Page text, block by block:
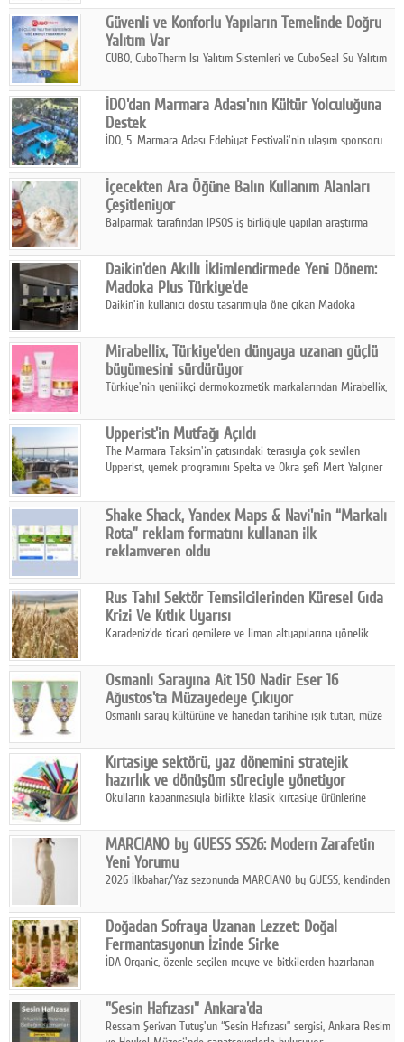
insanını, kültürünü ve yaşamını portre fotoğraflarıyla
anlatmaya davet ediyor.
Güvenli ve Konforlu Yapıların Temelinde Doğru
Yalıtım Var
CUBO, CuboTherm Isı Yalıtım Sistemleri ve CuboSeal Su Yalıtım
ve sürdürülebilir çözümler sunuyor.
İDO'dan Marmara Adası'nın Kültür Yolculuğuna
Destek
İDO, 5. Marmara Adası Edebiyat Festivali'nin ulaşım sponsoru
ettiriyor.
İçecekten Ara Öğüne Balın Kullanım Alanları
Çeşitleniyor
Balparmak tarafından IPSOS iş birliğiyle yapılan araştırma
ıhlamur gibi içeceklerde tercih ettiğini ortaya koyuyor.
Daikin'den Akıllı İklimlendirmede Yeni Dönem:
Madoka Plus Türkiye'de
Daikin'in kullanıcı dostu tasarımıyla öne çıkan Madoka
kontrol ünitesi Madoka Plus Türkiye'de satışa sunuldu.
Mirabellix, Türkiye'den dünyaya uzanan güçlü
büyümesini sürdürüyor
Türkiye'nin yenilikçi dermokozmetik markalarından Mirabellix,
ürünleriyle hem yurt içinde hem de uluslararası pazarlarda
büyümesini sürdürüyor.
Upperist'in Mutfağı Açıldı
The Marmara Taksim'in çatısındaki terasıyla çok sevilen
Upperist, yemek programını Spelta ve Okra şefi Mert Yalçıner
Shake Shack, Yandex Maps & Navi'nin “Markalı
Rota” reklam formatını kullanan ilk
reklamveren oldu
artırmak amacıyla Cereyan Medya ve Yandex Ads iş birliğiyle
Yandex Maps & Navi'nin yeni "Markalı Rota" reklam formatını
kullanan ilk marka oldu.
Rus Tahıl Sektör Temsilcilerinden Küresel Gıda
Krizi Ve Kıtlık Uyarısı
Karadeniz'de ticari gemilere ve liman altyapılarına yönelik
geçirdi.
Osmanlı Sarayına Ait 150 Nadir Eser 16
Ağustos'ta Müzayedeye Çıkıyor
Osmanlı saray kültürüne ve hanedan tarihine ışık tutan, müze
Ağustos'ta Arthill Müzecilik'in düzenleyeceği özel müzayedede
koleksiyonerlerle buluşuyor
Kırtasiye sektörü, yaz dönemini stratejik
hazırlık ve dönüşüm süreciyle yönetiyor
Okulların kapanmasıyla birlikte klasik kırtasiye ürünlerine
sanat ve eğitici aktivite ürünleriyle dinamik bir biçimde
geçiriyor.
MARCIANO by GUESS SS26: Modern Zarafetin
Yeni Yorumu
2026 İlkbahar/Yaz sezonunda MARCIANO by GUESS, kendinden
Doğadan Sofraya Uzanan Lezzet: Doğal
Fermantasyonun İzinde Sirke
İDA Organic, özenle seçilen meyve ve bitkilerden hazırlanan
sofralarına taşıyor.
"Sesin Hafızası" Ankara'da
Ressam Şerivan Tutuş'un “Sesin Hafızası” sergisi, Ankara Resim